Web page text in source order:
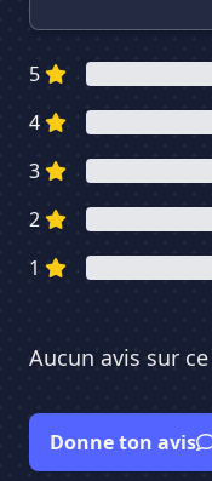
5
4
3
2
1
Aucun avis sur
Donne ton avis